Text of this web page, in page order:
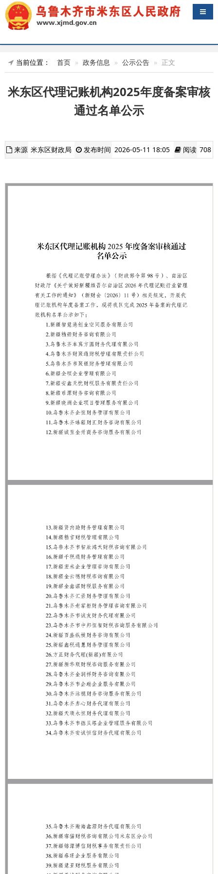
导航
当前位置： 首页 政务信息 公示公告 正文
米东区代理记账机构2025年度备案审核
通过名单公示
来源 米东区财政局 发布时间 2026-05-11 18:05 阅读 708